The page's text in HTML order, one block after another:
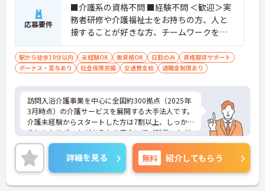
応募要件
■介護系の資格不問 ■経験不問 ＜歓迎＞実
務者研修や介護福祉士をお持ちの方、人と
接することが好きな方、チームワークを重
視する人
駅から徒歩10分以内 未経験OK 無資格OK 日勤のみ
資格取得サポート
ボーナス・賞与あり
社会保険完備 交通費支給 退職金制度あり
訪問入浴介護事業を中心に全国約300拠点（2025年
3月時点）の介護サービスを展開する大手法人です。
介護未経験からスタートした方は7割以上、しっか
りとしたサポートがあるため安心してご就業いただ
けます。お風呂に入れなくて困っている方に、手を
差し伸べてあげられるとてもやりがいのあるお仕事
です。ご興味ある方には、面接対策ポイントなど、
さらに詳細をお話しいたしますのでお気軽にご相談
ください！
詳細を見る 無料 紹介してもらう